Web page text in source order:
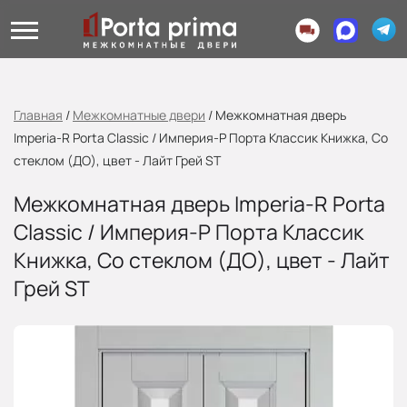
Главная / Межкомнатные двери / Межкомнатная дверь
Imperia-R Porta Classic / Империя-Р Порта Классик Книжка, Со
стеклом (ДО), цвет - Лайт Грей ST
Межкомнатная дверь Imperia-R Porta
Classic / Империя-Р Порта Классик
Книжка, Со стеклом (ДО), цвет - Лайт
Грей ST